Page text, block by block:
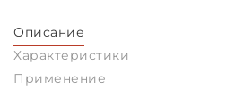
Описание
Характеристики
Применение